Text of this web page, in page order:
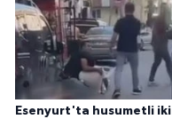
Esenyurt'ta husumetli iki